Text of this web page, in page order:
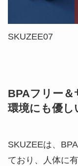
SKUZEE07
BPAフリー
環境にも優し
SKUZEEは、
ており、人体に